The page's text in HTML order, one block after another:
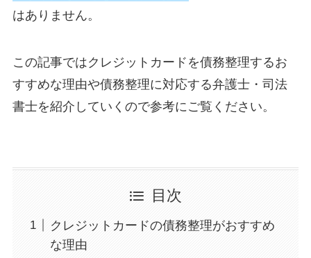
はありません。
この記事ではクレジットカードを債務整理するお
すすめな理由や債務整理に対応する弁護士・司法
書士を紹介していくので参考にご覧ください。
目次
クレジットカードの債務整理がおすすめ
な理由